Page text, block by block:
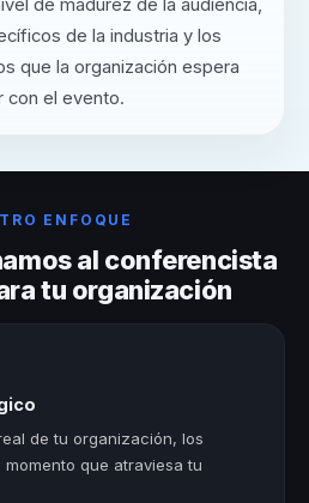
de madurez de la audiencia,
de la industria y los
que la organización espera
con el evento.
ENFOQUE
al conferencista
tu organización
de tu organización, los
que atraviesa tu